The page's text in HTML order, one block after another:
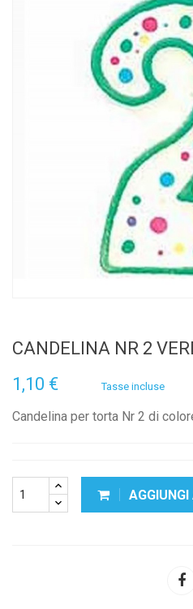
CANDELINA NR 2
1,10 €
Tasse incluse
Candelina per torta Nr 2 di